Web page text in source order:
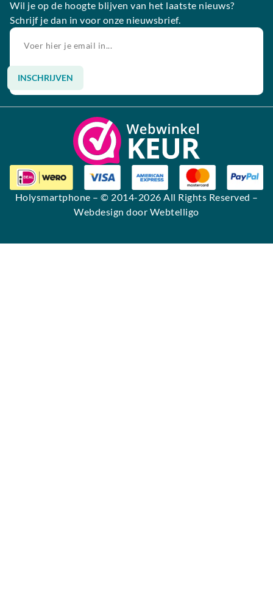
Wil je op de hoogte blijven van het laatste nieuws?
Schrijf je dan in voor onze nieuwsbrief.
INSCHRIJVEN
Alternative:
Holysmartphone – © 2014-2026 All Rights Reserved –
Webdesign door Webtelligo